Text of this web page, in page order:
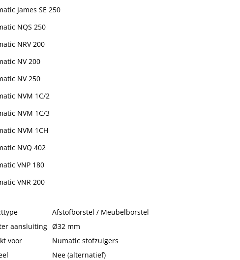
James SE 250
NQS 250
NRV 200
NV 200
NV 250
NVM 1C/2
NVM 1C/3
NVM 1CH
NVQ 402
VNP 180
VNR 200
Afstofborstel / Meubelborstel
aansluiting Ø32 mm
voor
Numatic stofzuigers
Nee (alternatief)